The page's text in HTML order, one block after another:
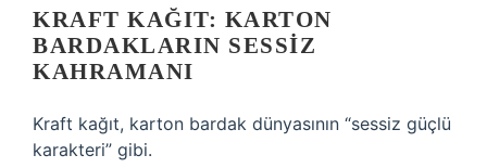
KRAFT KAĞIT: KARTON
BARDAKLARIN SESSIZ
KAHRAMANI
Kraft kağıt, karton bardak dünyasının “sessiz güçlü
karakteri” gibi.